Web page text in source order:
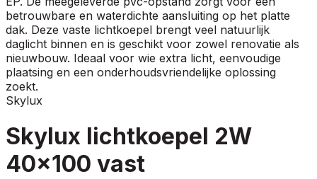
betrouwbare en waterdichte aansluiting op het platte
dak. Deze vaste lichtkoepel brengt veel natuurlijk
daglicht binnen en is geschikt voor zowel renovatie als
nieuwbouw. Ideaal voor wie extra licht, eenvoudige
plaatsing en een onderhoudsvriendelijke oplossing
zoekt.
Skylux
Skylux lichtkoepel 2W
40x100 vast